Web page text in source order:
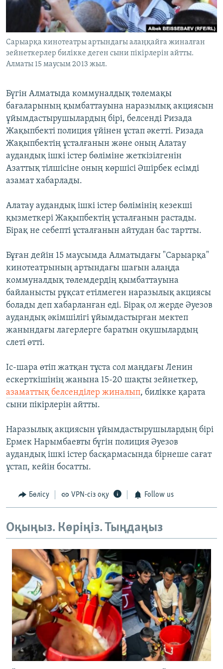
ЖАЗЫЛЫҢЫЗ
Басқа тілдерде
Сарыарқа кинотеатры артындағы алаңқайға жиналған
зейнеткерлер билікке деген сыни пікірлерін айтты.
Алматы 15 маусым 2013 жыл.
Бүгін Алматыда коммуналдық төлемақы
бағаларының қымбаттауына наразылық акциясын
ұйымдастырушылардың бірі, белсенді Ризада
Жақыпбекті полиция үйінен ұстап әкетті. Ризада
Жақыпбектің ұсталғанын және оның Алатау
аудандық ішкі істер бөліміне жеткізілгенін
Азаттық тілшісіне оның көршісі Әшірбек есімді
азамат хабарлады.
Алатау аудандық ішкі істер бөлімінің кезекші
қызметкері Жақыпбектің ұсталғанын растады.
Бірақ не себепті ұсталғанын айтудан бас тартты.
Бұған дейін 15 маусымда Алматыдағы "Сарыарқа"
кинотеатрының артындағы шағын алаңда
коммуналдық төлемдердің қымбаттауына
байланысты рұқсат етілмеген наразылық акциясы
болады деп хабарланған еді. Бірақ ол жерде Әуезов
аудандық әкімшілігі ұйымдастырған мектеп
жанындағы лагерлерге баратын оқушылардың
слеті өтті.
Іс-шара өтіп жатқан тұста сол маңдағы Ленин
ескерткішінің жанына 15-20 шақты зейнеткер,
азаматтық белсенділер жиналып, билікке қарата
сыни пікірлерін айтты.
Наразылық акциясын ұйымдастырушылардың бірі
Ермек Нарымбаевты бүгін полиция Әуезов
аудандық ішкі істер басқармасында бірнеше сағат
ұстап, кейін босатты.
Бөлісу VPN-сіз оқу Follow us
Оқыңыз. Көріңіз. Тыңдаңыз